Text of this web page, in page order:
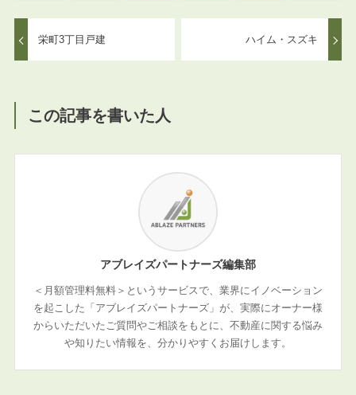
栄町3丁目戸建 ハイム・スズキ
この記事を書いた人
アブレイズパートナーズ編集部
＜月額管理料無料＞というサービスで、業界にイノベーション
を起こした「アブレイズパートナーズ」が、実際にオーナー様
からいただいたご質問やご相談をもとに、不動産に関する悩み
や知りたい情報を、分かりやすくお届けします。